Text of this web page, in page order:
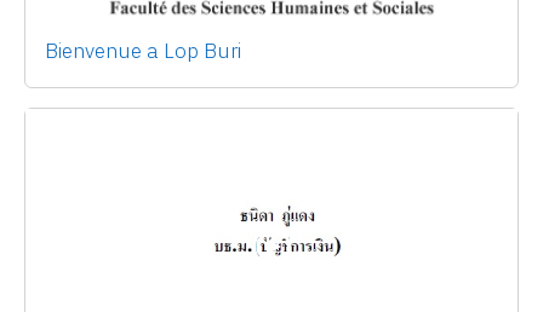
Bienvenue a Lop Buri